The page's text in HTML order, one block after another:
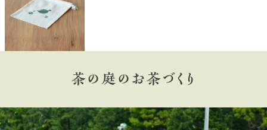
茶の庭のお茶づくり